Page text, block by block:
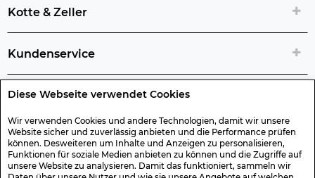
Diese Webseite verwendet Cookies
Wir verwenden Cookies und andere Technologien, damit wir unsere
Website sicher und zuverlässig anbieten und die Performance prüfen
können. Desweiteren um Inhalte und Anzeigen zu personalisieren,
Funktionen für soziale Medien anbieten zu können und die Zugriffe auf
unsere Website zu analysieren. Damit das funktioniert, sammeln wir
Kotte & Zeller
Kundenservice
Rechtliche Artikelinfos
Geschenk-Gutscheine